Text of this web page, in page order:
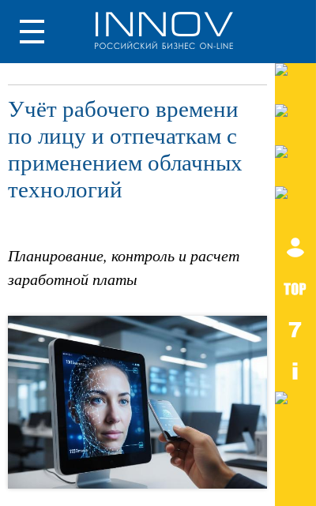
Учёт рабочего времени
по лицу и отпечаткам с
применением облачных
технологий
Планирование, контроль и расчет
заработной платы